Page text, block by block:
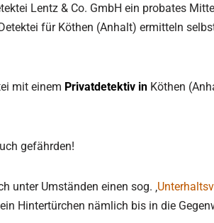
Lentz & Co. GmbH ein probates
für Köthen (Anhalt) ermitteln
mit einem Privatdetektiv in Köthen
gefährden!
unter Umständen einen sog. ‚
Hintertürchen nämlich bis in die